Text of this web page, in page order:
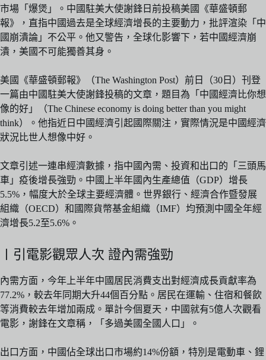
市場「爆煲」。中國駐美大使謝鋒日前投稿美國《華盛頓郵
報》，直指中國過去是全球經濟增長的主要動力，批評渲染「中
國崩潰論」不公平。他又警告，全球化影響下，若中國經濟崩
潰，美國不可能獨善其身。
美國《華盛頓郵報》（The Washington Post）前日（30日）刊登
一篇由中國駐美大使謝鋒投稿的文章，題目為「中國經濟比你想
像的好」（The Chinese economy is doing better than you might
think）。他指近日中國經濟引起國際關注，實際情況是中國經濟
狀況比世人想像中好。
文章引述一連串經濟數據，指中國內需、投資和出口的「三頭馬
車」疫後增長強勁。中國上半年國內生產總值（GDP）增長
5.5%，幅度大於全球主要經濟體。世界銀行、經濟合作暨發展
組織（OECD）和國際貨幣基金組織（IMF）均預測中國全年經
濟增長5.2至5.6%。
〡引電影觀眾人次 證內需強勁
內需方面，今年上半年中國居民消費支出對經濟成長貢獻率為
77.2%，較去年同期大升44個百分點。居民在運輸、住宿和餐飲
等消費較去年增加兩成。單計今個夏天，中國就有5億人次觀看
電影，謝鋒在文章稱，「多過美國全國人口」。
出口方面，中國佔全球出口市場約14%份額，特別是電動車、鋰